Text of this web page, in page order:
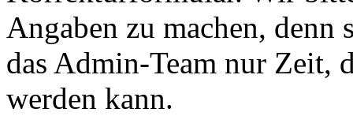
Angaben zu machen,
das Admin-Team nur Zeit,
werden kann.